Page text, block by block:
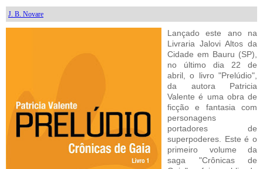
J. B. Novare
Lançado este ano na
Livraria Jalovi Altos da
Cidade em Bauru (SP),
no último dia 22 de
abril, o livro "Prelúdio",
da autora Patricia
Valente é uma obra de
ficção e fantasia com
personagens
portadores de
superpoderes. Este é o
primeiro volume da
saga "Crônicas de